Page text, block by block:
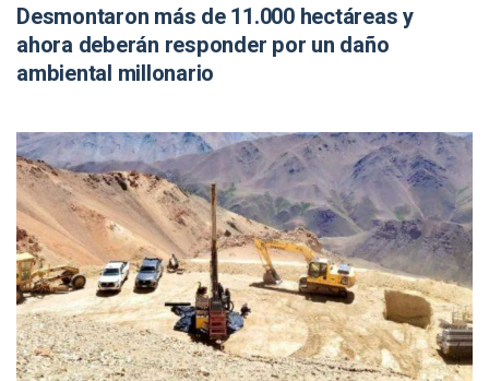
Desmontaron más de 11.000 hectáreas y
ahora deberán responder por un daño
ambiental millonario